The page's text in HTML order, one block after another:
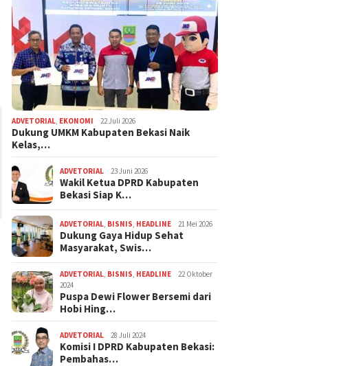
ADVETORIAL EKONOMI 22 Juli 2026
Dukung UMKM Kabupaten Bekasi Naik
Kelas,…
ADVETORIAL 23 Juni 2026
Wakil Ketua DPRD Kabupaten
Bekasi Siap K…
ADVETORIAL BISNIS HEADLINE 21 Mei 2026
Dukung Gaya Hidup Sehat
Masyarakat, Swis…
ADVETORIAL BISNIS HEADLINE
22 Oktober
2024
Puspa Dewi Flower Bersemi dari
Hobi Hing…
ADVETORIAL 28 Juli 2024
Komisi I DPRD Kabupaten Bekasi:
Pembahas…